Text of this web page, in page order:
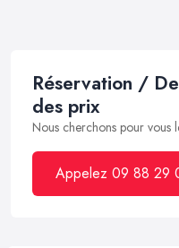
Réservation /
des prix
Nous cherchons pour vous
Appelez 09 88 29